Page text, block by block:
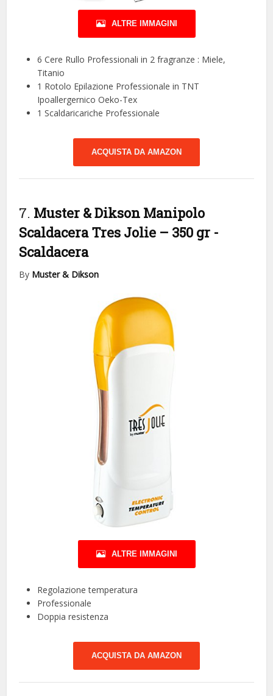
ALTRE IMMAGINI
6 Cere Rullo Professionali in 2 fragranze : Miele,
Titanio
1 Rotolo Epilazione Professionale in TNT
Ipoallergernico Oeko-Tex
1 Scaldaricariche Professionale
ACQUISTA DA AMAZON
7. Muster & Dikson Manipolo
Scaldacera Tres Jolie – 350 gr -
Scaldacera
By Muster & Dikson
ALTRE IMMAGINI
Regolazione temperatura
Professionale
Doppia resistenza
ACQUISTA DA AMAZON